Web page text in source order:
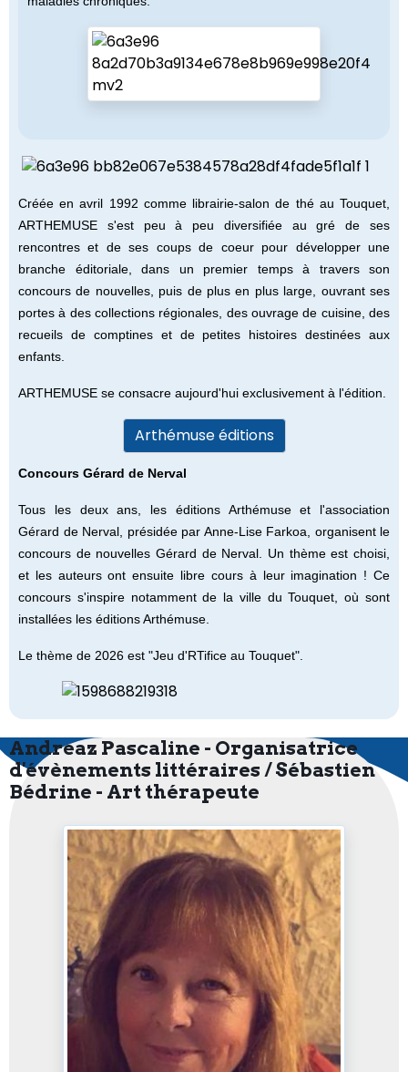
Créée en avril 1992 comme librairie-salon de thé au Touquet,
ARTHEMUSE s'est peu à peu diversifiée au gré de ses
rencontres et de ses coups de coeur pour développer une
branche éditoriale, dans un premier temps à travers son
concours de nouvelles, puis de plus en plus large, ouvrant ses
portes à des collections régionales, des ouvrage de cuisine, des
recueils de comptines et de petites histoires destinées aux
enfants.
ARTHEMUSE se consacre aujourd'hui exclusivement à l'édition.
Arthémuse éditions
Concours Gérard de Nerval
Tous les deux ans, les éditions Arthémuse et l'association
Gérard de Nerval, présidée par Anne-Lise Farkoa, organisent le
concours de nouvelles Gérard de Nerval. Un thème est choisi,
et les auteurs ont ensuite libre cours à leur imagination ! Ce
concours s'inspire notamment de la ville du Touquet, où sont
installées les éditions Arthémuse.
Le thème de 2026 est "Jeu d'RTifice au Touquet".
Andreaz Pascaline - Organisatrice
d'évènements littéraires / Sébastien
Bédrine - Art thérapeute